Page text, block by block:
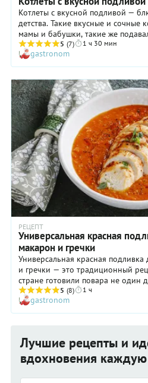
Котлеты с вкусной подливой —
детства. Такие вкусные и сочные
мамы и бабушки, такие же
школьных столовых. Так почему
котлеты с подливой, рецепт ведь
пюре, рассыпчатым рисом или
котлетки отлично насыщают.
сливочной подливки к котлетам
сковороде, займет у вас лишние
результате вы получите
5 (7) 1 ч 30 мин
gastronom
РЕЦЕПТ
Универсальная красная
макарон и гречки
Универсальная красная
и гречки — это традиционный
стране готовили повара не один
небольшим изменением.
оставлять в соусе дольше, чем на
он успеет отдать соусу все
дополнения к любому гарниру,
можно — в качестве
подарит сочность и яркий вкус
нежирному мясу.
5 (8) 1 ч
gastronom
Лучшие рецепты и
вдохновения